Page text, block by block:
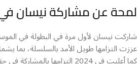
لمحة عن مشاركة نيسان